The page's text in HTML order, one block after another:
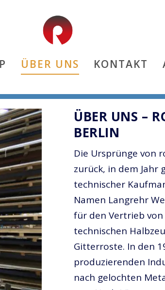
ÜBER UNS KONTAKT
ÜBER UNS –
BERLIN
Die Ursprünge von
zurück, in dem Jahr
technischer
Namen Langrehr
für den Vertrieb
technischen
Gitterroste. In den
produzierenden
nach gelochten